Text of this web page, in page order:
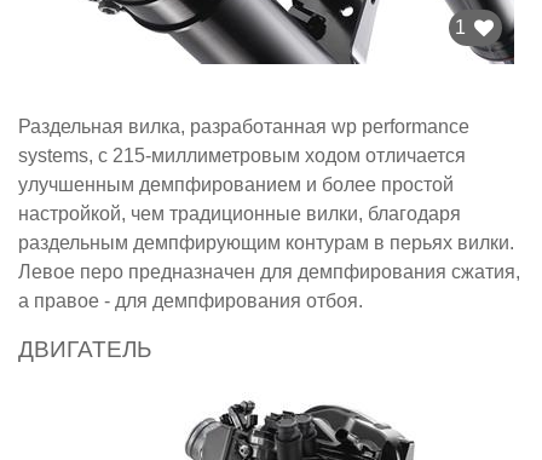
1
Раздельная вилка, разработанная wp performance
systems, с 215-миллиметровым ходом отличается
улучшенным демпфированием и более простой
настройкой, чем традиционные вилки, благодаря
раздельным демпфирующим контурам в перьях вилки.
Левое перо предназначен для демпфирования сжатия,
а правое - для демпфирования отбоя.
ДВИГАТЕЛЬ